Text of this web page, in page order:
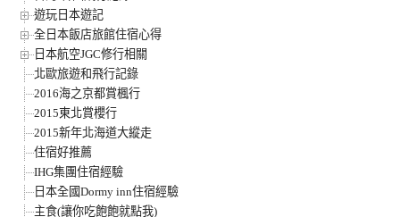
遊玩日本遊記
全日本飯店旅館住宿心得
日本航空JGC修行相關
北歐旅遊和飛行記錄
2016海之京都賞楓行
2015東北賞櫻行
2015新年北海道大縱走
住宿好推薦
IHG集團住宿經驗
日本全國Dormy inn住宿經驗
主食(讓你吃飽飽就點我)